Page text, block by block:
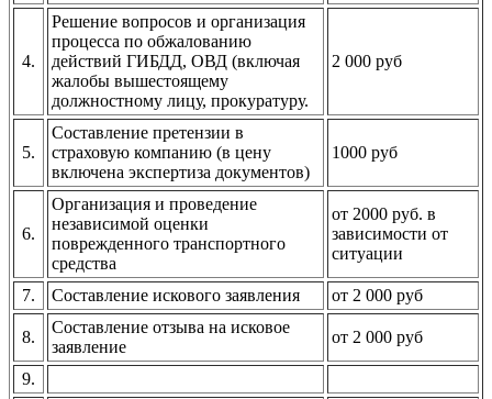
4.
Решение вопросов и организация
процесса по обжалованию
действий ГИБДД, ОВД (включая
жалобы вышестоящему
должностному лицу, прокуратуру.
2 000 руб
5.
Составление претензии в
страховую компанию (в цену
включена экспертиза документов)
1000 руб
6.
Организация и проведение
независимой оценки
поврежденного транспортного
средства
от 2000 руб. в
зависимости от
ситуации
7. Составление искового заявления от 2 000 руб
8.
Составление отзыва на исковое
заявление
от 2 000 руб
9.